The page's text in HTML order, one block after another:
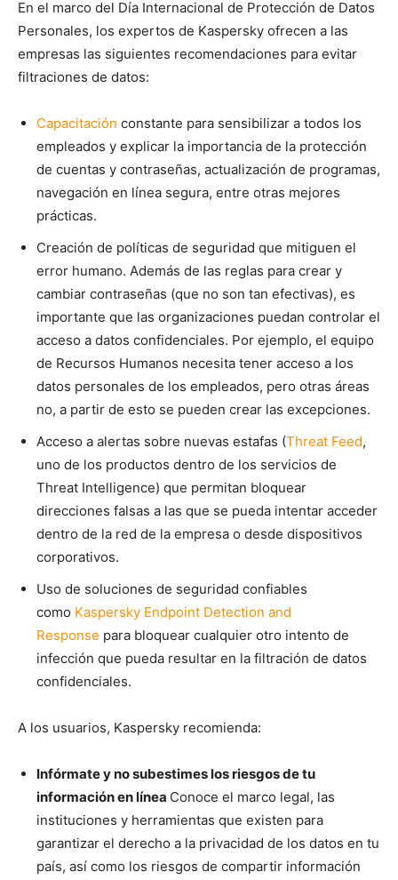
En el marco del Día Internacional de Protección de Datos
Personales, los expertos de Kaspersky ofrecen a las
empresas las siguientes recomendaciones para evitar
filtraciones de datos:
Capacitación constante para sensibilizar a todos los
empleados y explicar la importancia de la protección
de cuentas y contraseñas, actualización de programas,
navegación en línea segura, entre otras mejores
prácticas.
Creación de políticas de seguridad que mitiguen el
error humano. Además de las reglas para crear y
cambiar contraseñas (que no son tan efectivas), es
importante que las organizaciones puedan controlar el
acceso a datos confidenciales. Por ejemplo, el equipo
de Recursos Humanos necesita tener acceso a los
datos personales de los empleados, pero otras áreas
no, a partir de esto se pueden crear las excepciones.
Acceso a alertas sobre nuevas estafas (Threat Feed,
uno de los productos dentro de los servicios de
Threat Intelligence) que permitan bloquear
direcciones falsas a las que se pueda intentar acceder
dentro de la red de la empresa o desde dispositivos
corporativos.
Uso de soluciones de seguridad confiables
como Kaspersky Endpoint Detection and
Response para bloquear cualquier otro intento de
infección que pueda resultar en la filtración de datos
confidenciales.
A los usuarios, Kaspersky recomienda:
Infórmate y no subestimes los riesgos de tu
información en línea Conoce el marco legal, las
instituciones y herramientas que existen para
garantizar el derecho a la privacidad de los datos en tu
país, así como los riesgos de compartir información